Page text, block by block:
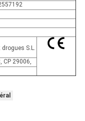
S.L.
CP 29006,